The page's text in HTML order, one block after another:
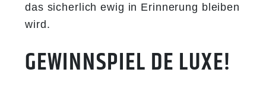
das sicherlich ewig in Erinnerung bleiben
wird.
GEWINNSPIEL DE LUXE!